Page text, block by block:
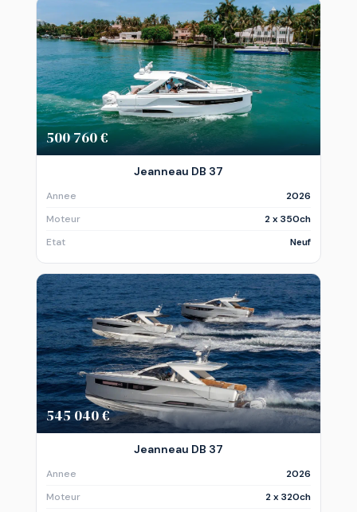
500 760 €
Jeanneau DB 37
Annee
2026
Moteur
2 x 350ch
Etat
Neuf
545 040 €
Jeanneau DB 37
Annee
2026
Moteur
2 x 320ch